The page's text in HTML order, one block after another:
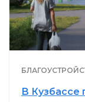
В Кузбассе